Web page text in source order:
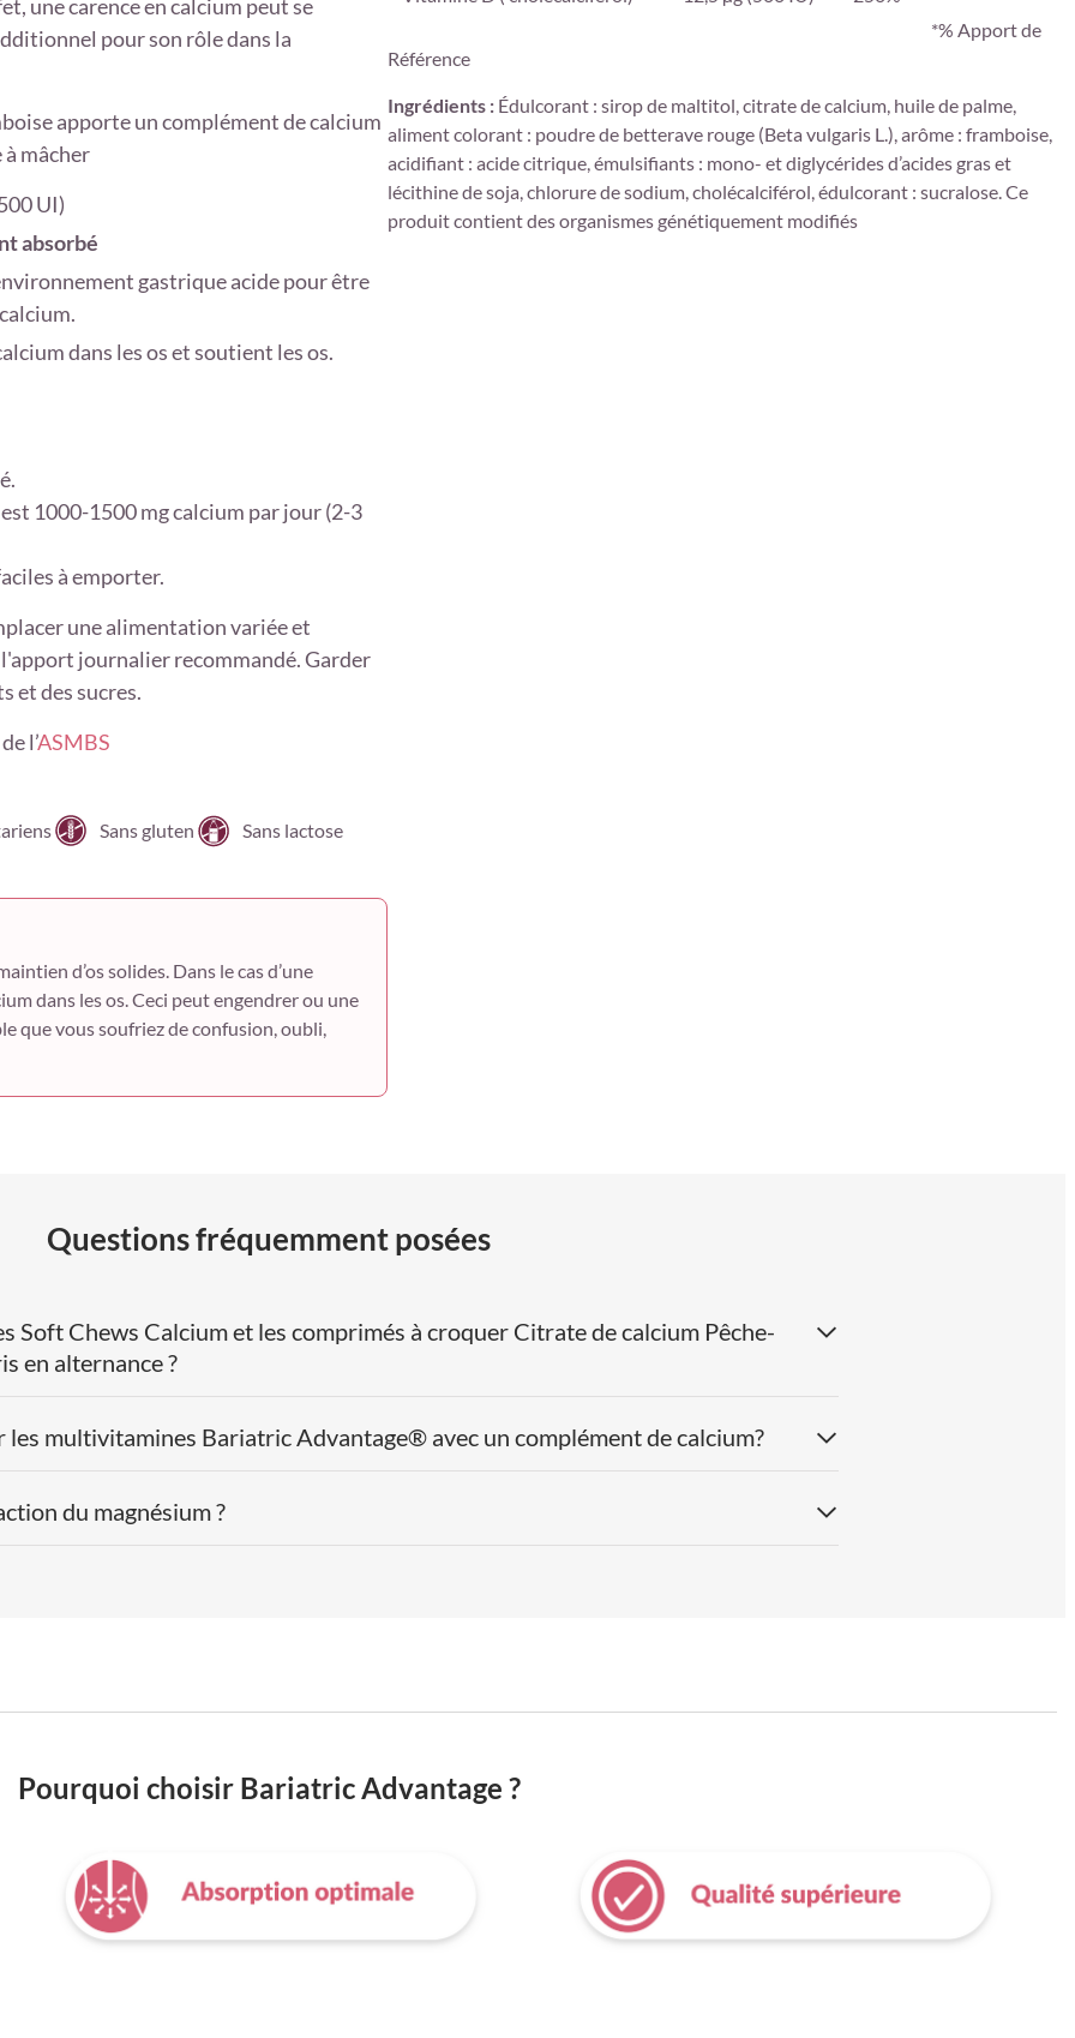
une carence en calcium peut se
pour son rôle dans la
apporte un complément de calcium
à mâcher
UI)
absorbé
gastrique acide pour être
dans les os et soutient les os.
1000-1500 mg calcium par jour (2-3
à emporter.
une alimentation variée et
journalier recommandé. Garder
et des sucres.
l’ASMBS
Sans gluten Sans lactose
d’os solides. Dans le cas d’une
dans les os. Ceci peut engendrer ou une
que vous soufriez de confusion, oubli,
*% Apport de
Référence
Ingrédients :Édulcorant : sirop de maltitol, citrate de calcium, huile de palme,
aliment colorant : poudre de betterave rouge (Beta vulgaris L.), arôme : framboise,
acidifiant : acide citrique, émulsifiants : mono- et diglycérides d’acides gras et
lécithine de soja, chlorure de sodium, cholécalciférol, édulcorant : sucralose. Ce
produit contient des organismes génétiquement modifiés
Questions fréquemment posées
Soft Chews Calcium et les comprimés à croquer Citrate de calcium Pêche-
en alternance ?
les multivitamines Bariatric Advantage® avec un complément de calcium?
du magnésium ?
Pourquoi choisir Bariatric Advantage ?